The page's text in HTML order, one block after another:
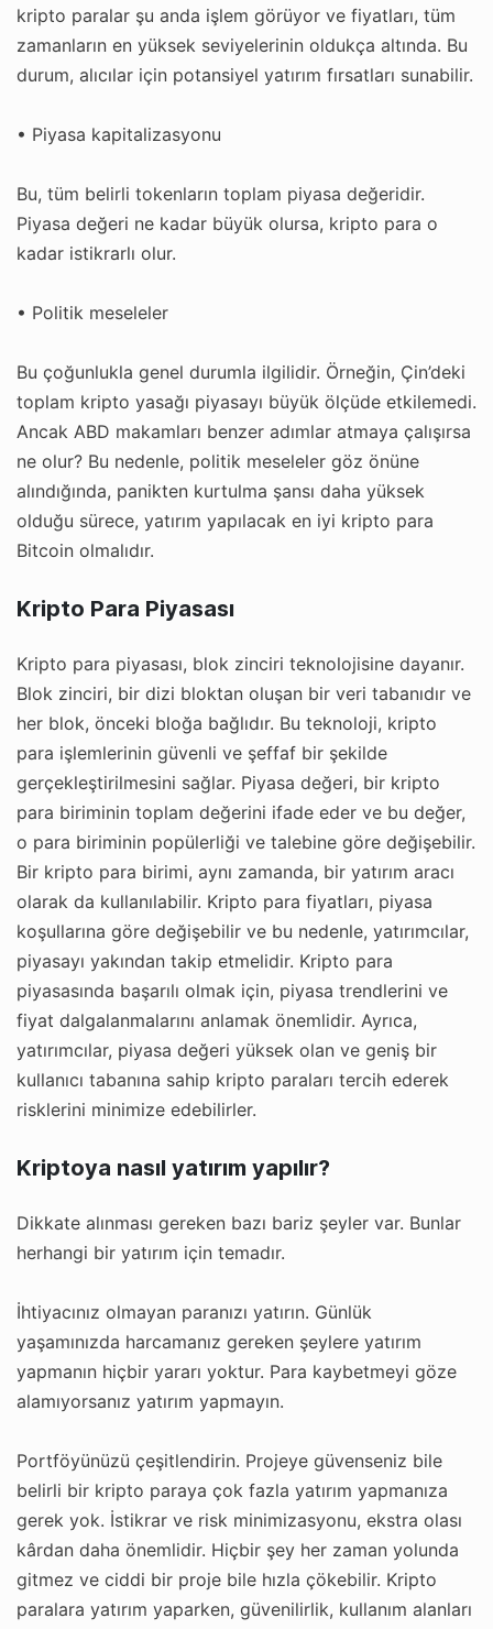
kripto paralar şu anda işlem görüyor ve fiyatları, tüm
zamanların en yüksek seviyelerinin oldukça altında. Bu
durum, alıcılar için potansiyel yatırım fırsatları sunabilir.
• Piyasa kapitalizasyonu
Bu, tüm belirli tokenların toplam piyasa değeridir.
Piyasa değeri ne kadar büyük olursa, kripto para o
kadar istikrarlı olur.
• Politik meseleler
Bu çoğunlukla genel durumla ilgilidir. Örneğin, Çin’deki
toplam kripto yasağı piyasayı büyük ölçüde etkilemedi.
Ancak ABD makamları benzer adımlar atmaya çalışırsa
ne olur? Bu nedenle, politik meseleler göz önüne
alındığında, panikten kurtulma şansı daha yüksek
olduğu sürece, yatırım yapılacak en iyi kripto para
Bitcoin olmalıdır.
Kripto Para Piyasası
Kripto para piyasası, blok zinciri teknolojisine dayanır.
Blok zinciri, bir dizi bloktan oluşan bir veri tabanıdır ve
her blok, önceki bloğa bağlıdır. Bu teknoloji, kripto
para işlemlerinin güvenli ve şeffaf bir şekilde
gerçekleştirilmesini sağlar. Piyasa değeri, bir kripto
para biriminin toplam değerini ifade eder ve bu değer,
o para biriminin popülerliği ve talebine göre değişebilir.
Bir kripto para birimi, aynı zamanda, bir yatırım aracı
olarak da kullanılabilir. Kripto para fiyatları, piyasa
koşullarına göre değişebilir ve bu nedenle, yatırımcılar,
piyasayı yakından takip etmelidir. Kripto para
piyasasında başarılı olmak için, piyasa trendlerini ve
fiyat dalgalanmalarını anlamak önemlidir. Ayrıca,
yatırımcılar, piyasa değeri yüksek olan ve geniş bir
kullanıcı tabanına sahip kripto paraları tercih ederek
risklerini minimize edebilirler.
Kriptoya nasıl yatırım yapılır?
Dikkate alınması gereken bazı bariz şeyler var. Bunlar
herhangi bir yatırım için temadır.
İhtiyacınız olmayan paranızı yatırın. Günlük
yaşamınızda harcamanız gereken şeylere yatırım
yapmanın hiçbir yararı yoktur. Para kaybetmeyi göze
alamıyorsanız yatırım yapmayın.
Portföyünüzü çeşitlendirin. Projeye güvenseniz bile
belirli bir kripto paraya çok fazla yatırım yapmanıza
gerek yok. İstikrar ve risk minimizasyonu, ekstra olası
kârdan daha önemlidir. Hiçbir şey her zaman yolunda
gitmez ve ciddi bir proje bile hızla çökebilir. Kripto
paralara yatırım yaparken, güvenilirlik, kullanım alanları